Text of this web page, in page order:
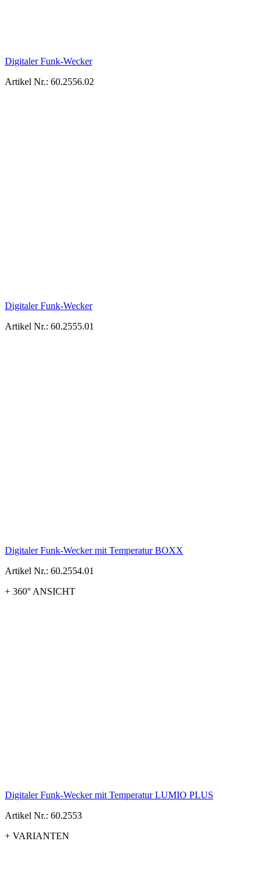
Digitaler Funk-Wecker
Artikel Nr.: 60.2556.02
Digitaler Funk-Wecker
Artikel Nr.: 60.2555.01
Digitaler Funk-Wecker mit Temperatur BOXX
Artikel Nr.: 60.2554.01
+ 360° ANSICHT
Digitaler Funk-Wecker mit Temperatur LUMIO PLUS
Artikel Nr.: 60.2553
+ VARIANTEN